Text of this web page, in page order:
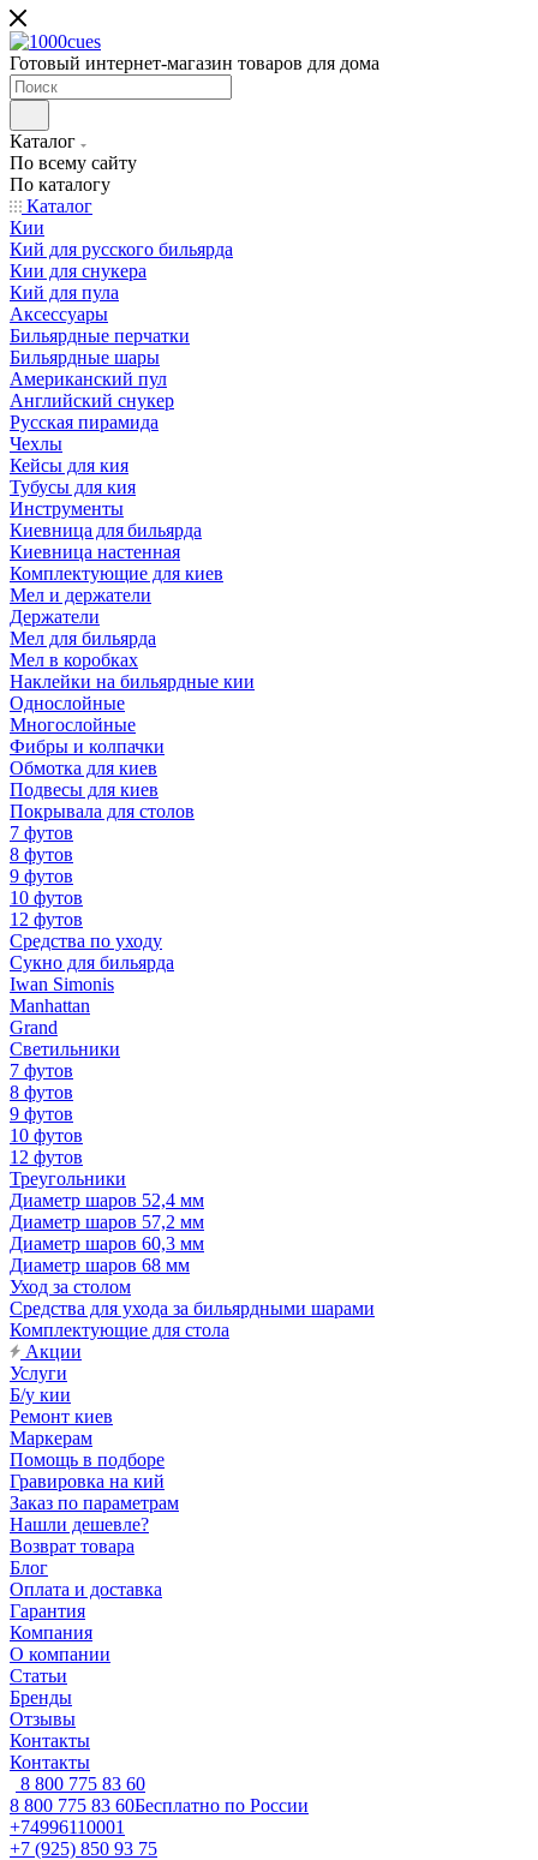
Готовый интернет-магазин товаров для дома
Каталог
По всему сайту
По каталогу
Каталог
Кии
Кий для русского бильярда
Кии для снукера
Кий для пула
Аксессуары
Бильярдные перчатки
Бильярдные шары
Американский пул
Английский снукер
Русская пирамида
Чехлы
Кейсы для кия
Тубусы для кия
Инструменты
Киевница для бильярда
Киевница настенная
Комплектующие для киев
Мел и держатели
Держатели
Мел для бильярда
Мел в коробках
Наклейки на бильярдные кии
Однослойные
Многослойные
Фибры и колпачки
Обмотка для киев
Подвесы для киев
Покрывала для столов
7 футов
8 футов
9 футов
10 футов
12 футов
Средства по уходу
Сукно для бильярда
Iwan Simonis
Manhattan
Grand
Светильники
7 футов
8 футов
9 футов
10 футов
12 футов
Треугольники
Диаметр шаров 52,4 мм
Диаметр шаров 57,2 мм
Диаметр шаров 60,3 мм
Диаметр шаров 68 мм
Уход за столом
Средства для ухода за бильярдными шарами
Комплектующие для стола
Акции
Услуги
Б/у кии
Ремонт киев
Маркерам
Помощь в подборе
Гравировка на кий
Заказ по параметрам
Нашли дешевле?
Возврат товара
Блог
Оплата и доставка
Гарантия
Компания
О компании
Статьи
Бренды
Отзывы
Контакты
Контакты
8 800 775 83 60
8 800 775 83 60Бесплатно по России
+74996110001
+7 (925) 850 93 75